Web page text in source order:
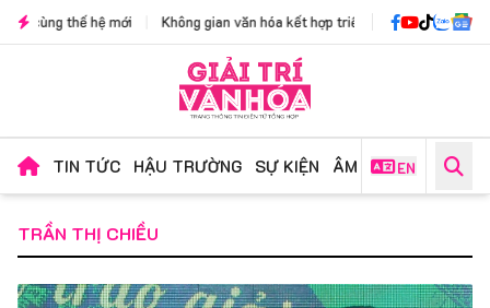
mới | Không gian văn hóa kết hợp triển lãm "Sắc Mường đương đại":
TIN TỨC HẬU TRƯỜNG SỰ KIỆN ÂM NHẠC PHIM
EN
TRẦN THỊ CHIỀU